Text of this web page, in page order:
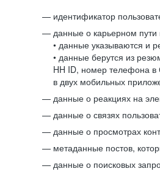
идентификатор
данные о карьерном пути
• данные указываются и
• данные берутся из
HH ID, номер телефона в
в двух мобильных
данные о реакциях на
данные о связях
данные о просмотрах
метаданные постов,
данные о поисковых